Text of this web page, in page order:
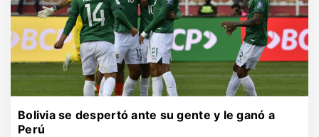
Bolivia se despertó ante su gente y le ganó a
Perú